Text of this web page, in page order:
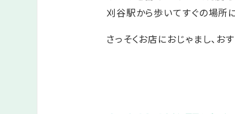
刈谷駅から歩いてすぐの場所
さっそくお店におじゃまし、